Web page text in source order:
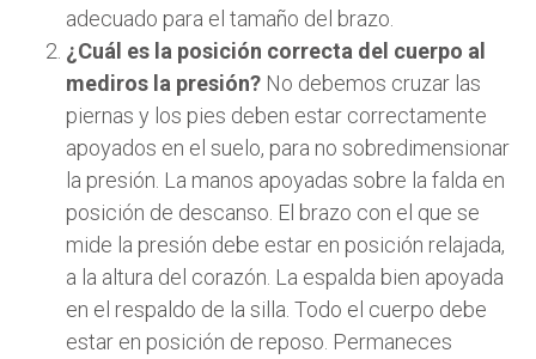
adecuado para el tamaño del brazo.
¿Cuál es la posición correcta del cuerpo al
mediros la presión? No debemos cruzar las
piernas y los pies deben estar correctamente
apoyados en el suelo, para no sobredimensionar
la presión. La manos apoyadas sobre la falda en
posición de descanso. El brazo con el que se
mide la presión debe estar en posición relajada,
a la altura del corazón. La espalda bien apoyada
en el respaldo de la silla. Todo el cuerpo debe
estar en posición de reposo. Permaneces